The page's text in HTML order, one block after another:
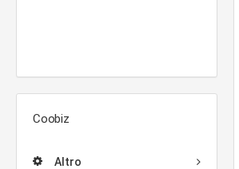
Coobiz
Altro